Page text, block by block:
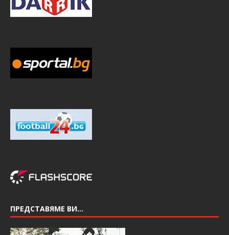
ПРЕДСТАВЯМЕ ВИ…